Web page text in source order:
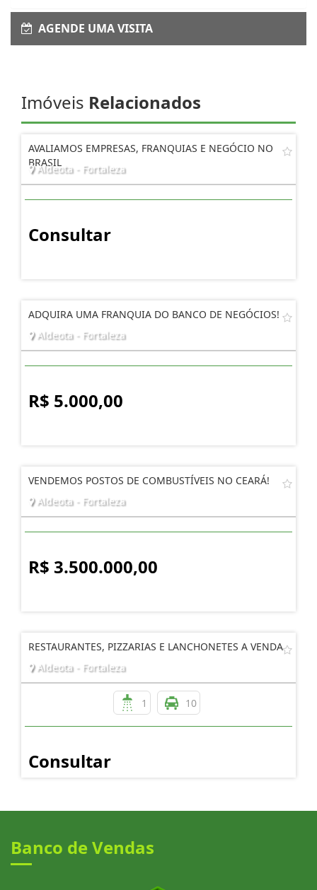
AGENDE UMA VISITA
Imóveis Relacionados
AVALIAMOS EMPRESAS, FRANQUIAS E NEGÓCIO NO
BRASIL
Aldeota - Fortaleza
Consultar
ADQUIRA UMA FRANQUIA DO BANCO DE NEGÓCIOS!
Aldeota - Fortaleza
R$ 5.000,00
VENDEMOS POSTOS DE COMBUSTÍVEIS NO CEARÁ!
Aldeota - Fortaleza
R$ 3.500.000,00
RESTAURANTES, PIZZARIAS E LANCHONETES A VENDA
Aldeota - Fortaleza
1 10
Consultar
Banco de Vendas